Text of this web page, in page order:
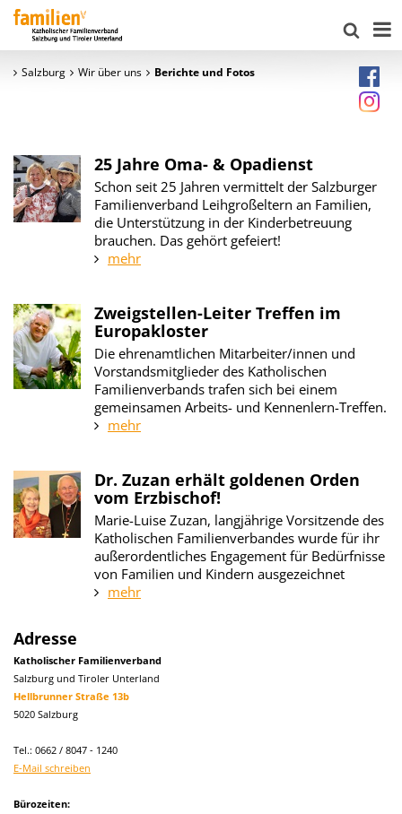
Salzburg Wir über uns Berichte und Fotos
25 Jahre Oma- & Opadienst
Schon seit 25 Jahren vermittelt der Salzburger
Familienverband Leihgroßeltern an Familien,
die Unterstützung in der Kinderbetreuung
brauchen. Das gehört gefeiert!
mehr
Zweigstellen-Leiter Treffen im
Europakloster
Die ehrenamtlichen Mitarbeiter/innen und
Vorstandsmitglieder des Katholischen
Familienverbands trafen sich bei einem
gemeinsamen Arbeits- und Kennenlern-Treffen.
mehr
Dr. Zuzan erhält goldenen Orden
vom Erzbischof!
Marie-Luise Zuzan, langjährige Vorsitzende des
Katholischen Familienverbandes wurde für ihr
außerordentliches Engagement für Bedürfnisse
von Familien und Kindern ausgezeichnet
mehr
Adresse
Katholischer Familienverband
Salzburg und Tiroler Unterland
Hellbrunner Straße 13b
5020 Salzburg
Tel.: 0662 / 8047 - 1240
E-Mail schreiben
Bürozeiten: